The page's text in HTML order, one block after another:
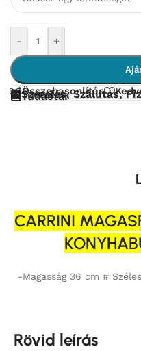
- +
Összehasonlítás
Szerelés, Szállítás,
Tudástár
CARRINI
-Magasság 36 cm #
Rövid leírás